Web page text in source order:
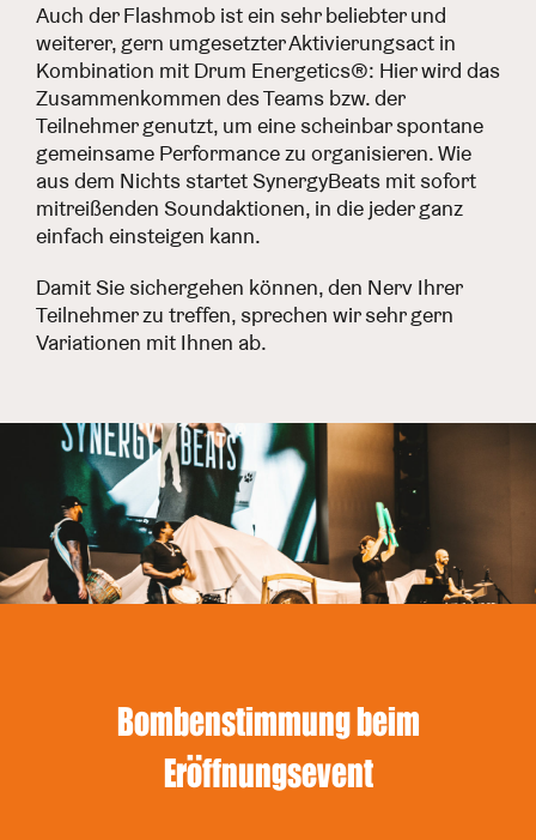
Auch der Flashmob ist ein sehr beliebter und
weiterer, gern umgesetzter Aktivierungsact in
Kombination mit Drum Energetics®: Hier wird das
Zusammenkommen des Teams bzw. der
Teilnehmer genutzt, um eine scheinbar spontane
gemeinsame Performance zu organisieren. Wie
aus dem Nichts startet SynergyBeats mit sofort
mitreißenden Soundaktionen, in die jeder ganz
einfach einsteigen kann.
Damit Sie sichergehen können, den Nerv Ihrer
Teilnehmer zu treffen, sprechen wir sehr gern
Variationen mit Ihnen ab.
Bombenstimmung beim
Eröffnungsevent